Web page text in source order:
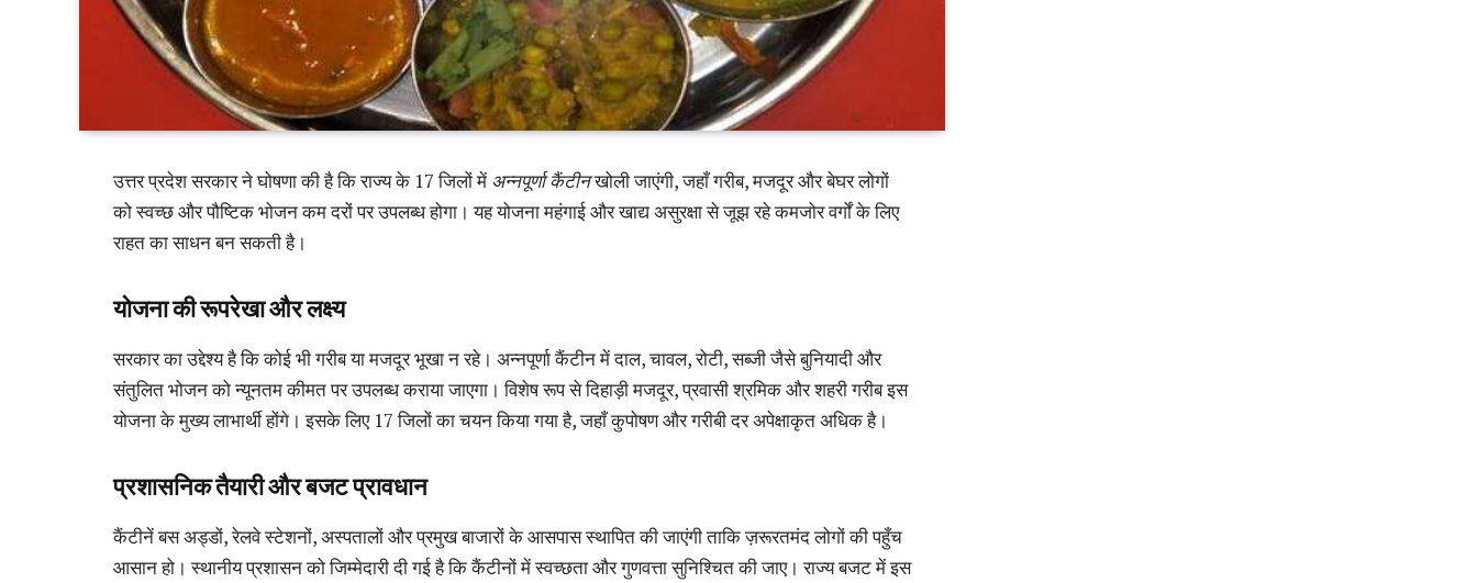
उत्तर प्रदेश सरकार ने घोषणा की है कि राज्य के 17 जिलों में अन्नपूर्णा कैंटीनखोली जाएंगी, जहाँ गरीब, मजदूर और बेघर लोगों
को स्वच्छ और पौष्टिक भोजन कम दरों पर उपलब्ध होगा। यह योजना महंगाई और खाद्य असुरक्षा से जूझ रहे कमजोर वर्गों के लिए
राहत का साधन बन सकती है।
योजना की रूपरेखा और लक्ष्य
सरकार का उद्देश्य है कि कोई भी गरीब या मजदूर भूखा न रहे। अन्नपूर्णा कैंटीन में दाल, चावल, रोटी, सब्जी जैसे बुनियादी और
संतुलित भोजन को न्यूनतम कीमत पर उपलब्ध कराया जाएगा। विशेष रूप से दिहाड़ी मजदूर, प्रवासी श्रमिक और शहरी गरीब इस
योजना के मुख्य लाभार्थी होंगे। इसके लिए 17 जिलों का चयन किया गया है, जहाँ कुपोषण और गरीबी दर अपेक्षाकृत अधिक है।
प्रशासनिक तैयारी और बजट प्रावधान
कैंटीनें बस अड्डों, रेलवे स्टेशनों, अस्पतालों और प्रमुख बाजारों के आसपास स्थापित की जाएंगी ताकि ज़रूरतमंद लोगों की पहुँच
आसान हो। स्थानीय प्रशासन को जिम्मेदारी दी गई है कि कैंटीनों में स्वच्छता और गुणवत्ता सुनिश्चित की जाए। राज्य बजट में इस